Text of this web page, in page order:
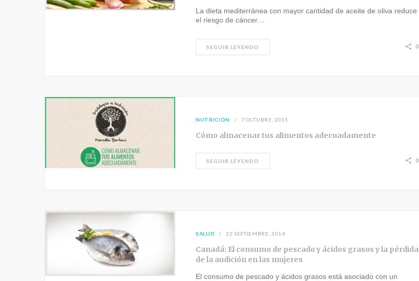
La dieta mediterránea con mayor cantidad de aceite de oliva reduce
el riesgo de cáncer…
SEGUIR LEYENDO 0
NUTRICIÓN 7 OCTUBRE, 2015
Cómo almacenar tus alimentos adecuadamente
SEGUIR LEYENDO 0
SALUD 22 SEPTIEMBRE, 2014
Canadá: El consumo de pescado y ácidos grasos y la pérdida
de la audición en las mujeres
El consumo de pescado y ácidos grasos está asociado con un